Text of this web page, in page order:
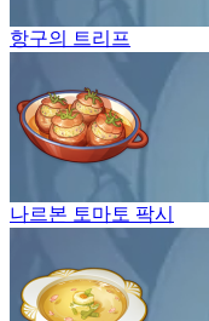
항구의 트리프
나르본 토마토 팍시